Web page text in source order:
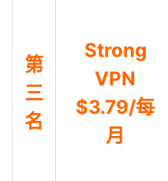
第
三
名
Strong
VPN
$3.79/每
月